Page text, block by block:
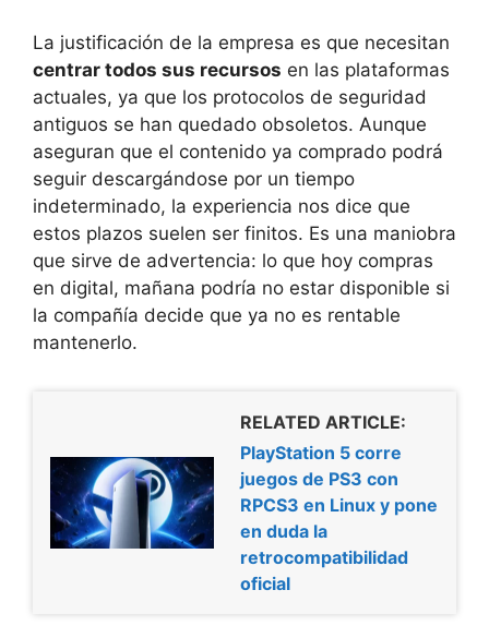
La justificación de la empresa es que necesitan
centrar todos sus recursos en las plataformas
actuales, ya que los protocolos de seguridad
antiguos se han quedado obsoletos. Aunque
aseguran que el contenido ya comprado podrá
seguir descargándose por un tiempo
indeterminado, la experiencia nos dice que
estos plazos suelen ser finitos. Es una maniobra
que sirve de advertencia: lo que hoy compras
en digital, mañana podría no estar disponible si
la compañía decide que ya no es rentable
mantenerlo.
RELATED ARTICLE:
PlayStation 5 corre
juegos de PS3 con
RPCS3 en Linux y pone
en duda la
retrocompatibilidad
oficial